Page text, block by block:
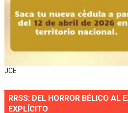
JCE
RRSS: DEL HORROR BÉLICO AL
EXPLÍCITO